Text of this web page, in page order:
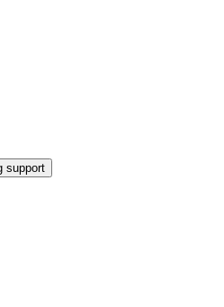
support